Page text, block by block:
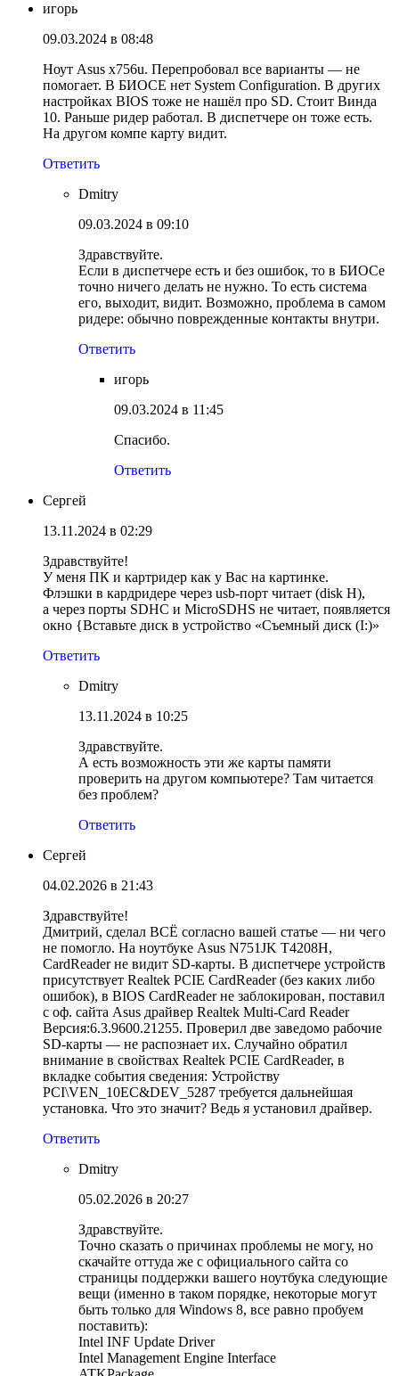
игорь
09.03.2024 в 08:48
Ноут Asus x756u. Перепробовал все варианты — не
помогает. В БИОСЕ нет System Configuration. В других
настройках BIOS тоже не нашёл про SD. Стоит Винда
10. Раньше ридер работал. В диспетчере он тоже есть.
На другом компе карту видит.
Ответить
Dmitry
09.03.2024 в 09:10
Здравствуйте.
Если в диспетчере есть и без ошибок, то в БИОСе
точно ничего делать не нужно. То есть система
его, выходит, видит. Возможно, проблема в самом
ридере: обычно поврежденные контакты внутри.
Ответить
игорь
09.03.2024 в 11:45
Спасибо.
Ответить
Сергей
13.11.2024 в 02:29
Здравствуйте!
У меня ПК и картридер как у Вас на картинке.
Флэшки в кардридере через usb-порт читает (disk H),
а через порты SDHC и MicroSDHS не читает, появляется
окно {Вставьте диск в устройство «Съемный диск (I:)»
Ответить
Dmitry
13.11.2024 в 10:25
Здравствуйте.
А есть возможность эти же карты памяти
проверить на другом компьютере? Там читается
без проблем?
Ответить
Сергей
04.02.2026 в 21:43
Здравствуйте!
Дмитрий, сделал ВСЁ согласно вашей статье — ни чего
не помогло. На ноутбуке Asus N751JK T4208H,
CardReader не видит SD-карты. В диспетчере устройств
присутствует Realtek PCIE CardReader (без каких либо
ошибок), в BIOS CardReader не заблокирован, поставил
с оф. сайта Asus драйвер Realtek Multi-Card Reader
Версия:6.3.9600.21255. Проверил две заведомо рабочие
SD-карты — не распознает их. Случайно обратил
внимание в свойствах Realtek PCIE CardReader, в
вкладке события сведения: Устройству
PCI\VEN_10EC&DEV_5287 требуется дальнейшая
установка. Что это значит? Ведь я установил драйвер.
Ответить
Dmitry
05.02.2026 в 20:27
Здравствуйте.
Точно сказать о причинах проблемы не могу, но
скачайте оттуда же с официального сайта со
страницы поддержки вашего ноутбука следующие
вещи (именно в таком порядке, некоторые могут
быть только для Windows 8, все равно пробуем
поставить):
Intel INF Update Driver
Intel Management Engine Interface